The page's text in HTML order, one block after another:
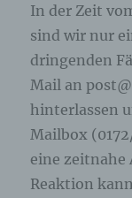
In der Zeit
sind wir nur
dringenden
Mail an
hinterlassen
Mailbox
eine zeitnahe
Reaktion